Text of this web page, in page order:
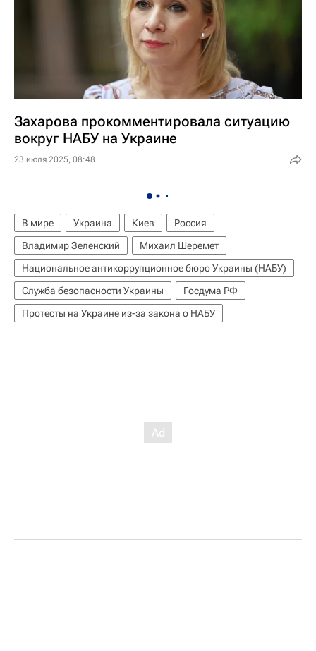
Захарова прокомментировала ситуацию
вокруг НАБУ на Украине
23 июля 2025, 08:48
В мире Украина Киев
Россия
Владимир Зеленский
Михаил Шеремет
Национальное антикоррупционное бюро Украины (НАБУ)
Служба безопасности Украины
Госдума РФ
Протесты на Украине из-за закона о НАБУ